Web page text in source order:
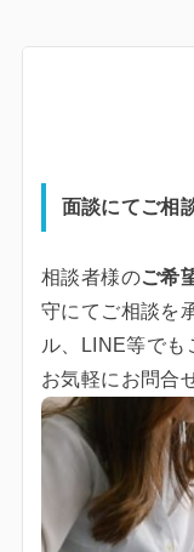
面談にてご相
相談者様のご希
守にてご相談を
ル、LINE等でも
お気軽にお問合